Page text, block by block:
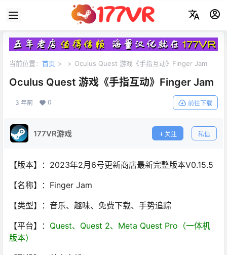
当前位置： 首页 > > Oculus Quest 游戏《手指互动》Finger Jam
Oculus Quest 游戏《手指互动》Finger Jam
3 年前 0 前往下载
177VR游戏 关注 私信
【版本】：2023年2月6号更新商店最新完整版本V0.15.5
【名称】：Finger Jam
【类型】：音乐、趣味、免费下载、手势追踪
【平台】： Quest、Quest 2、Meta Quest Pro（一体机
版本）